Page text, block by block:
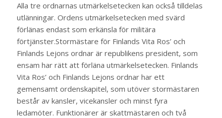
Alla tre ordnarnas utmärkelsetecken kan också tilldelas
utlänningar. Ordens utmärkelsetecken med svärd
förlänas endast som erkänsla för militära
förtjänster.Stormästare för Finlands Vita Ros’ och
Finlands Lejons ordnar är republikens president, som
ensam har rätt att förläna utmärkelsetecken. Finlands
Vita Ros’ och Finlands Lejons ordnar har ett
gemensamt ordenskapitel, som utöver stormästaren
består av kansler, vicekansler och minst fyra
ledamöter. Funktionärer är skattmästaren och två